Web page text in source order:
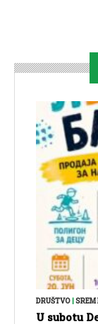
DRUŠTVO|SREM
U subotu